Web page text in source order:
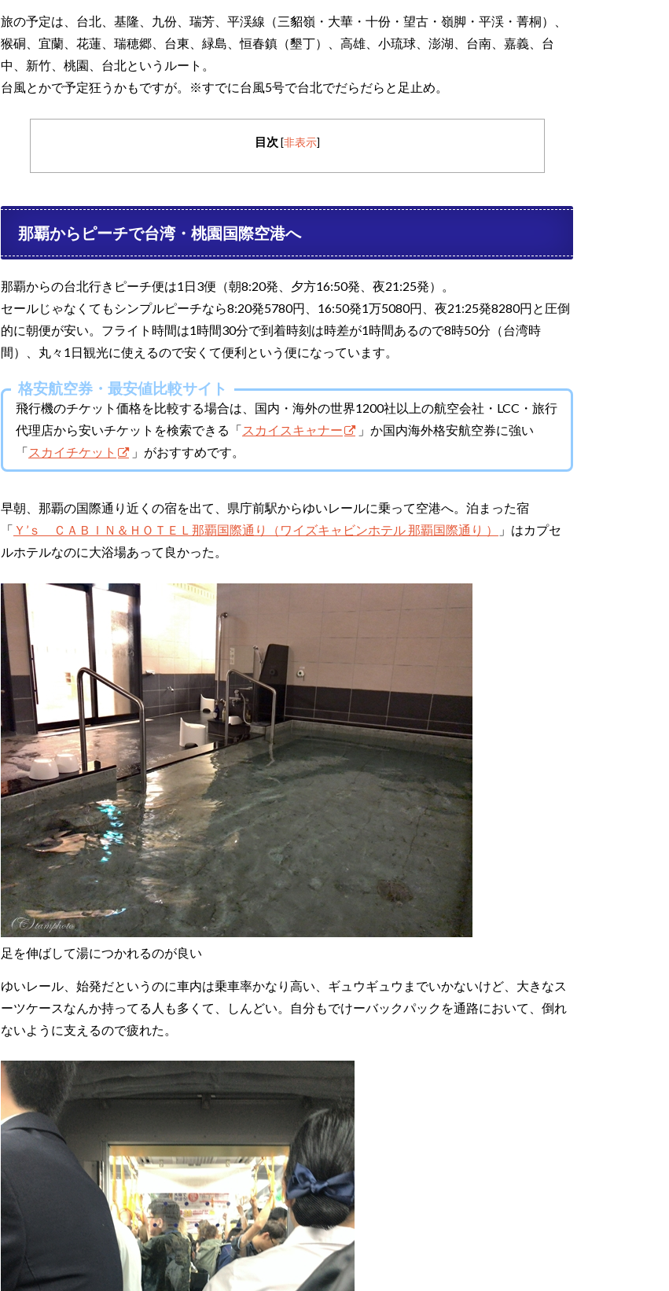
旅の予定は、台北、基隆、九份、瑞芳、平渓線（三貂嶺・大華・十份・望古・嶺脚・平渓・菁桐）、
猴硐、宜蘭、花蓮、瑞穂郷、台東、緑島、恒春鎮（墾丁）、高雄、小琉球、澎湖、台南、嘉義、台
中、新竹、桃園、台北というルート。
台風とかで予定狂うかもですが。※すでに台風5号で台北でだらだらと足止め。
目次 [非表示]
那覇からピーチで台湾・桃園国際空港へ
那覇からの台北行きピーチ便は1日3便（朝8:20発、夕方16:50発、夜21:25発）。
セールじゃなくてもシンプルピーチなら8:20発5780円、16:50発1万5080円、夜21:25発8280円と圧倒
的に朝便が安い。フライト時間は1時間30分で到着時刻は時差が1時間あるので8時50分（台湾時
間）、丸々1日観光に使えるので安くて便利という便になっています。
格安航空券・最安値比較サイト
飛行機のチケット価格を比較する場合は、国内・海外の世界1200社以上の航空会社・LCC・旅行
代理店から安いチケットを検索できる「スカイスキャナー
」か国内海外格安航空券に強い
「スカイチケット 」がおすすめです。
早朝、那覇の国際通り近くの宿を出て、県庁前駅からゆいレールに乗って空港へ。泊まった宿
「 Ｙ’ｓ ＣＡＢＩＮ＆ＨＯＴＥＬ那覇国際通り（ワイズキャビンホテル 那覇国際通り ）
」はカプセ
ルホテルなのに大浴場あって良かった。
足を伸ばして湯につかれるのが良い
ゆいレール、始発だというのに車内は乗車率かなり高い、ギュウギュウまでいかないけど、大きなス
ーツケースなんか持ってる人も多くて、しんどい。自分もでけーバックパックを通路において、倒れ
ないように支えるので疲れた。